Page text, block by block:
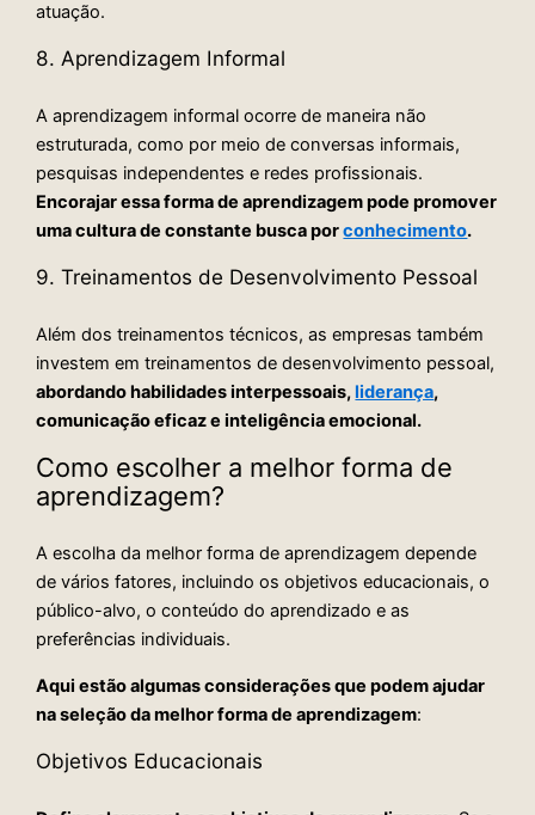
atuação.
8. Aprendizagem Informal
A aprendizagem informal ocorre de maneira não
estruturada, como por meio de conversas informais,
pesquisas independentes e redes profissionais.
Encorajar essa forma de aprendizagem pode promover
uma cultura de constante busca porconhecimento.
9. Treinamentos de Desenvolvimento Pessoal
Além dos treinamentos técnicos, as empresas também
investem em treinamentos de desenvolvimento pessoal,
abordando habilidades interpessoais,liderança,
comunicação eficaz e inteligência emocional.
Como escolher a melhor forma de
aprendizagem?
A escolha da melhor forma de aprendizagem depende
de vários fatores, incluindo os objetivos educacionais, o
público-alvo, o conteúdo do aprendizado e as
preferências individuais.
Aqui estão algumas considerações que podem ajudar
na seleção da melhor forma de aprendizagem:
Objetivos Educacionais